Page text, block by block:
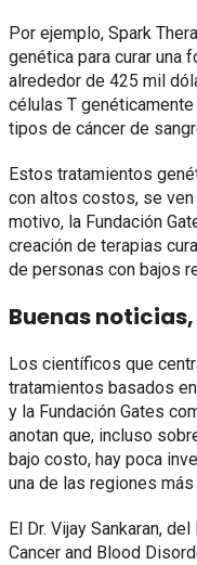
Por ejemplo, Spark
genética para curar una
alrededor de 425 mil
células T
tipos de cáncer de
Estos tratamientos
con altos costos, se
motivo, la Fundación
creación de terapias
de personas con bajos
Buenas
Los científicos que
tratamientos basados
y la Fundación Gates
anotan que, incluso
bajo costo, hay poca
una de las regiones
El Dr. Vijay Sankaran,
Cancer and Blood